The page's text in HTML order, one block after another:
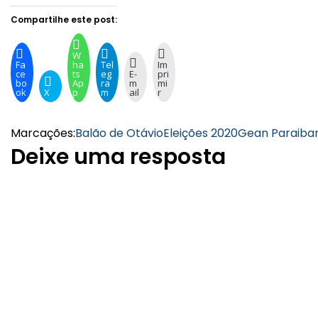
Compartilhe este post:
Fa
ce
bo
ok X
W
ha
ts
Ap
p
Tel
eg
ra
m
E-
m
ail
Im
pri
mi
r
Marcações:Balão de OtávioEleições 2020Gean
Deixe uma resposta